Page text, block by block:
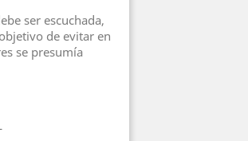
ser escuchada,
de evitar en
se presumía